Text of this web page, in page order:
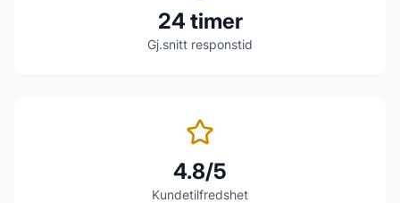
24 timer
Gj.snitt responstid
4.8/5
Kundetilfredshet